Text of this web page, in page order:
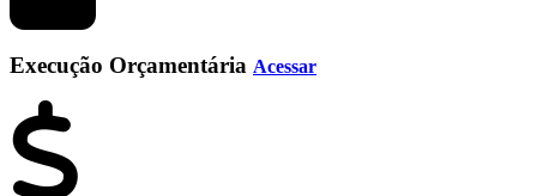
Execução Orçamentária Acessar